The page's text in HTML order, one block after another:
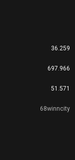
36.259
697.966
51.571
68winncity